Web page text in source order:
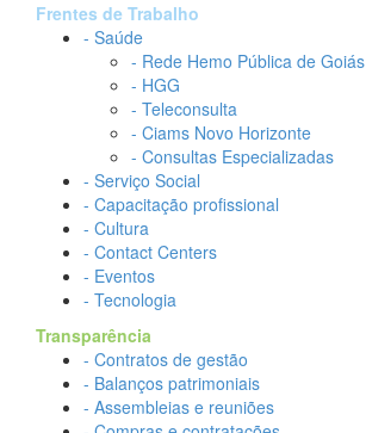
Frentes de Trabalho
- Saúde
- Rede Hemo Pública de Goiás
- HGG
- Teleconsulta
- Ciams Novo Horizonte
- Consultas Especializadas
- Serviço Social
- Capacitação profissional
- Cultura
- Contact Centers
- Eventos
- Tecnologia
Transparência
- Contratos de gestão
- Balanços patrimoniais
- Assembleias e reuniões